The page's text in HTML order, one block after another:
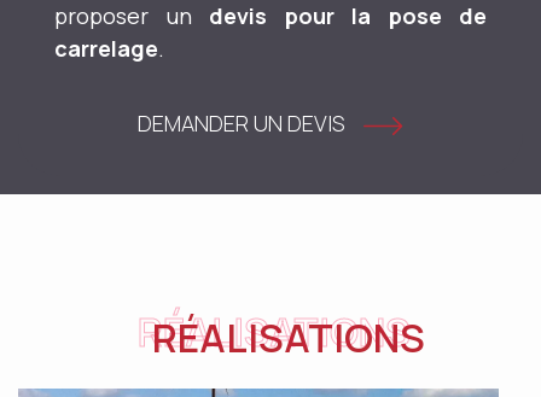
proposer un devis pour la pose de
carrelage.
DEMANDER UN DEVIS
RÉALISATIONS
RÉALISATIONS